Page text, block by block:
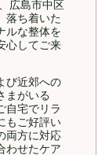
広島市中区
落ち着いた
ルな整体を
心してご来
び近郊への
まがいる
自宅でリラ
もご好評い
両方に対応
わせたケア